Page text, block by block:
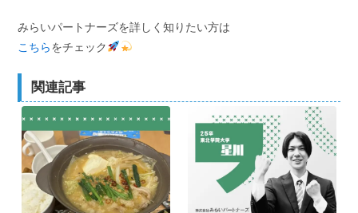
みらいパートナーズを詳しく知りたい方は
こちらをチェック
関連記事